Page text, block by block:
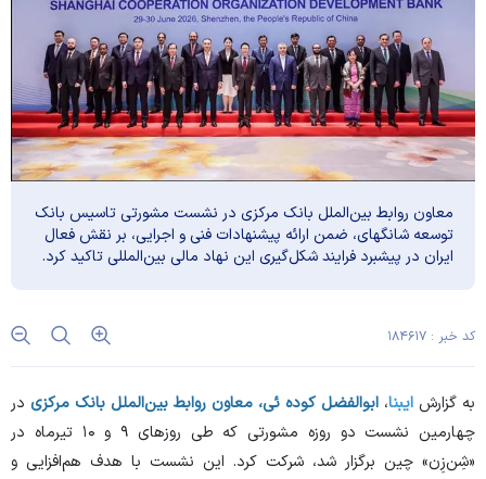
معاون روابط بین‌الملل بانک مرکزی در نشست مشورتی تاسیس بانک
توسعه شانگهای، ضمن ارائه پیشنهادات فنی و اجرایی، بر نقش فعال
ایران در پیشبرد فرایند شکل‌گیری این نهاد مالی بین‌المللی تاکید کرد.
کد خبر : ۱۸۴۶۱۷
به گزارش ایبنا، ابوالفضل کوده ئی، معاون روابط بین‌الملل بانک مرکزی در
چهارمین نشست دو روزه مشورتی که طی روز‌های ۹ و ۱۰ تیرماه در
«شِن‌زِن» چین برگزار شد، شرکت کرد. این نشست با هدف هم‌افزایی و